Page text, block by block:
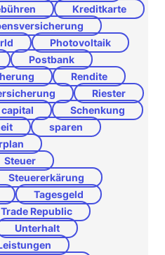
Kreditkarte
Photovoltaik
Postbank
Rendite
Riester
Schenkung
sparen
Steuer
Steuererkärung
Tagesgeld
Trade Republic
Unterhalt